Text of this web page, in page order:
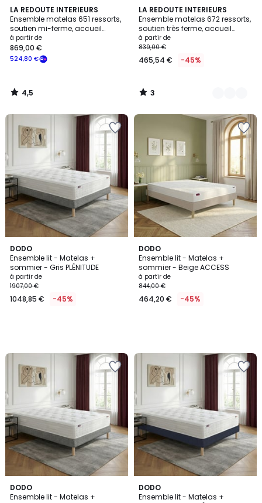
LA REDOUTE INTERIEURS
Ensemble matelas 651 ressorts,
soutien mi-ferme, accueil
moelleux et sommier
à partir de
524,80 €
869,00 €
4,5
/ 5
4,5
/
LA REDOUTE INTERIEURS
Ensemble matelas 672 ressorts,
soutien très ferme, accueil
moelleux et sommier
à partir de
839,00 €
465,54 € -45%
3
/
5
2
Couleurs
3
/
DODO
Ensemble lit - Matelas +
sommier - Gris PLÉNITUDE
à partir de
1907,00 €
1048,85 € -45%
DODO
Ensemble lit - Matelas +
sommier - Beige ACCESS
à partir de
844,00 €
464,20 € -45%
DODO
Ensemble lit - Matelas +
DODO
Ensemble lit - Matelas +